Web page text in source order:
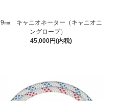
9㎜ キャニオネーター（キャニオニ
ングロープ）
45,000円(内税)